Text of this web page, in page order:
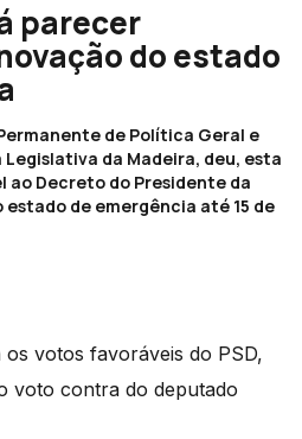
parecer
do estado
de Política Geral e
da Madeira, deu, esta
ao Decreto do Presidente da
de emergência até 15 de
votos favoráveis do PSD,
voto contra do deputado